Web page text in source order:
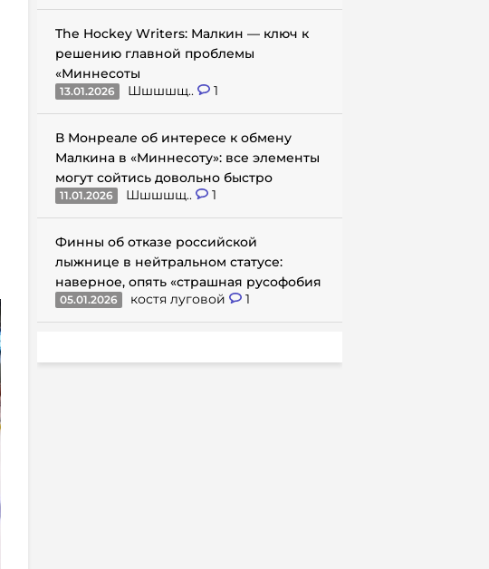
The Hockey Writers: Малкин — ключ к
решению главной проблемы
«Миннесоты
13.01.2026 Шшшшщ.. 1
В Монреале об интересе к обмену
Малкина в «Миннесоту»: все элементы
могут сойтись довольно быстро
11.01.2026 Шшшшщ.. 1
Финны об отказе российской
лыжнице в нейтральном статусе:
наверное, опять «страшная русофобия
05.01.2026 костя луговой 1